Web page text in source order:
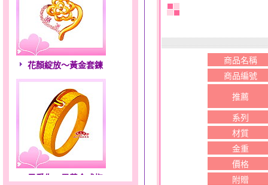
花顏綻放～黃金套鍊
只愛你～男黃金戒指
商品名稱
商品編號
推薦
系列
材質
金重
價格
附贈